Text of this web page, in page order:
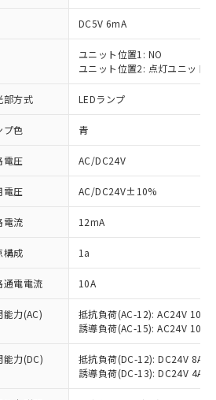
DC5V 6mA
ユニット位置1: NO
ユニット位置2: 点灯ユニット
部方式 LEDランプ
プ色 青
電圧 AC/DC24V
電圧 AC/DC24V±10%
電流 12mA
構成 1a
通電電流 10A
能力(AC)
抵抗負荷(AC-12): AC24V 10A/
誘導負荷(AC-15): AC24V
能力(DC)
抵抗負荷(DC-12): DC24V 8A/
誘導負荷(DC-13): DC24V 4A/
件
読みいただき、同意のうえ
。
スは、当社制御機器事業取扱
EU RoHS指令（10物質）の
た製品が提供可能な商品で
RoHS指令（10物質）の非含
品に切り替える予定のある
EU RoHS指令（10物質）の
の商品で、対応品を出す予
。
EU RoHS指令（10物質）の
況を調査中または確認中の
表